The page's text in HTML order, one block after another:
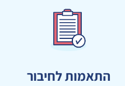
התאמות לחיבור